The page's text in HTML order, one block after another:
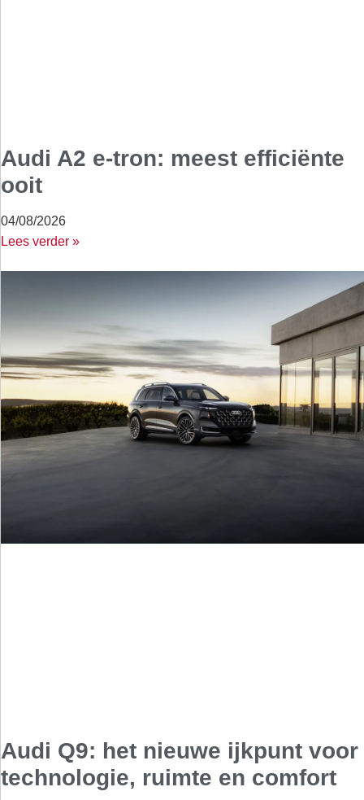
Audi A2 e-tron: meest efficiënte
ooit
04/08/2026
Lees verder »
Audi Q9: het nieuwe ijkpunt voor
technologie, ruimte en comfort